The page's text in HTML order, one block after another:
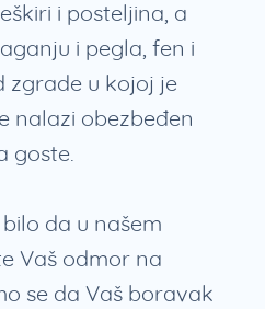
i posteljina, a
i pegla, fen i
zgrade u kojoj je
nalazi obezbeđen
goste.
da u našem
Vaš odmor na
se da Vaš boravak